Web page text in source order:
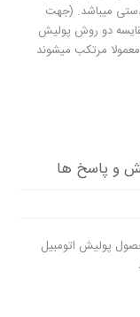
دستی میباشد. (جهت
دو روش پولیش
مرتکب ميشوند
و پاسخ ها
پولیش اتومبیل